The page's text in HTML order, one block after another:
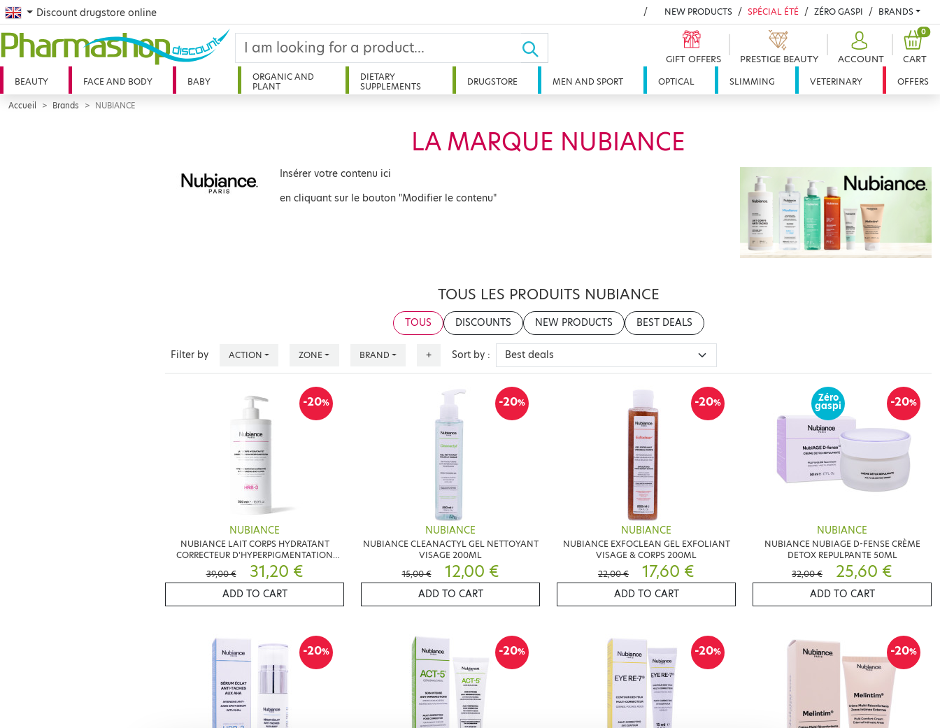
English
Discount drugstore online NEW PRODUCTS SPÉCIAL ÉTÉ ZÉRO GASPI BRANDS
GIFT OFFERS PRESTIGE BEAUTY ACCOUNT CART
0
BEAUTY FACE AND BODY BABY
ORGANIC AND
PLANT
DIETARY
SUPPLEMENTS
DRUGSTORE MEN AND SPORT OPTICAL SLIMMING VETERINARY OFFERS
Accueil Brands NUBIANCE
LA MARQUE NUBIANCE
Insérer votre contenu ici
en cliquant sur le bouton "Modifier le contenu"
TOUS LES PRODUITS NUBIANCE
TOUS DISCOUNTS NEW PRODUCTS BEST DEALS
Filter by ACTION ZONE BRAND + Sort by :
-20%
NUBIANCE
NUBIANCE LAIT CORPS HYDRATANT
CORRECTEUR D'HYPERPIGMENTATION
HRB3 500ML
39,00 € 31,20 €
ADD TO CART
-20%
NUBIANCE
NUBIANCE CLEANACTYL GEL NETTOYANT
VISAGE 200ML
15,00 €
12,00 €
ADD TO CART
-20%
NUBIANCE
NUBIANCE EXFOCLEAN GEL EXFOLIANT
VISAGE & CORPS 200ML
22,00 €
17,60 €
ADD TO CART
-20%
Zéro
gaspi
NUBIANCE
NUBIANCE NUBIAGE D-FENSE CRÈME
DETOX REPULPANTE 50ML
32,00 €
25,60 €
ADD TO CART
-20% -20% -20% -20%